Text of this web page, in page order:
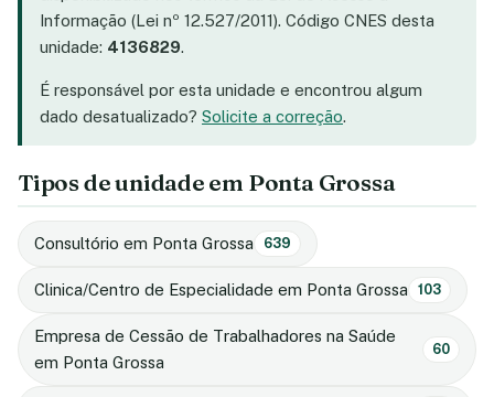
Informação (Lei nº 12.527/2011). Código CNES desta
unidade: 4136829.
É responsável por esta unidade e encontrou algum
dado desatualizado? Solicite a correção.
Tipos de unidade em Ponta Grossa
Consultório em Ponta Grossa 639
Clinica/Centro de Especialidade em Ponta Grossa 103
Empresa de Cessão de Trabalhadores na Saúde
em Ponta Grossa
60